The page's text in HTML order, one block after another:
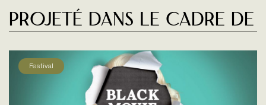
Projeté dans le cadre de
Festival